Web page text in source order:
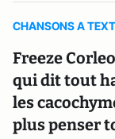
CHANSONS A
Freeze
qui dit tout
les
plus penser